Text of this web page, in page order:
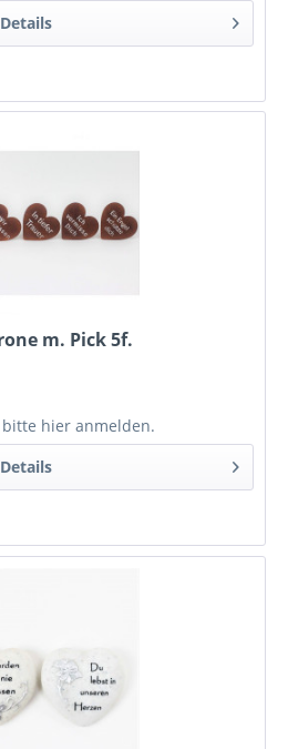
Details
m. Pick 5f.
hier anmelden.
Details